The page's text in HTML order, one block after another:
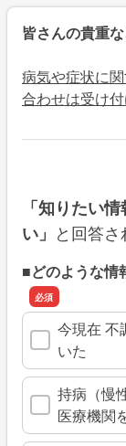
皆さんの貴重
病気や症状に
合わせは受け付
「知りたい
い」 と回答さ
■どのような情
今現在 不
いた
持病（慢
医療機関